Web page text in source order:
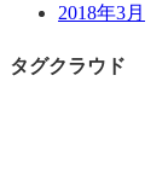
2018年3月
タグクラウド